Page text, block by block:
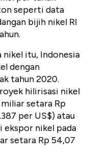
seperti data
bijih nikel RI
nikel itu, Indonesia
dengan
tahun 2020.
hilirisasi nikel
setara Rp
per US$) atau
ekspor nikel pada
setara Rp 54,07